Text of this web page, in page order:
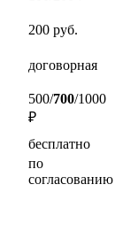
200 руб.
договорная
500/700/1000
₽
бесплатно
по
согласованию